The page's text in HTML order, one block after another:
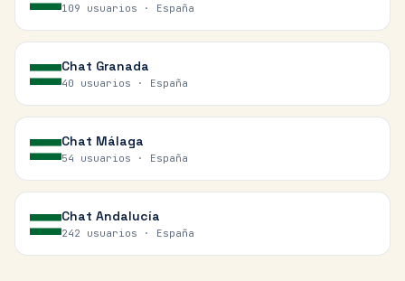
109 usuarios · España
Chat Granada
40 usuarios · España
Chat Málaga
54 usuarios · España
Chat Andalucía
242 usuarios · España